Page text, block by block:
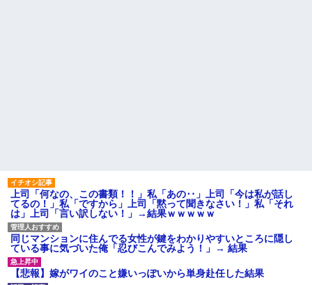
果・・・
私「初めて飲む味だけどなん
のお茶？」彼「ちっ！」私「」
【GIF】JSのカンチョーワロ
タ
後続車にクラクションを鳴ら
され彼氏が逆切れ。「何クラク
ション鳴らしてんだ！降りてこ
いよ！」と怒鳴りだし...
上司「何なの、この書類！！」私「あの‥」上司「今は私が話し
てるの！」私「ですから」上司「黙って聞きなさい！」私「それ
は」上司「言い訳しない！」→結果ｗｗｗｗｗ
同じマンションに住んでる女性が鍵をわかりやすいところに隠し
ている事に気づいた俺「忍びこんでみよう！」→ 結果
【悲報】嫁がワイのこと嫌いっぽいから単身赴任した結果